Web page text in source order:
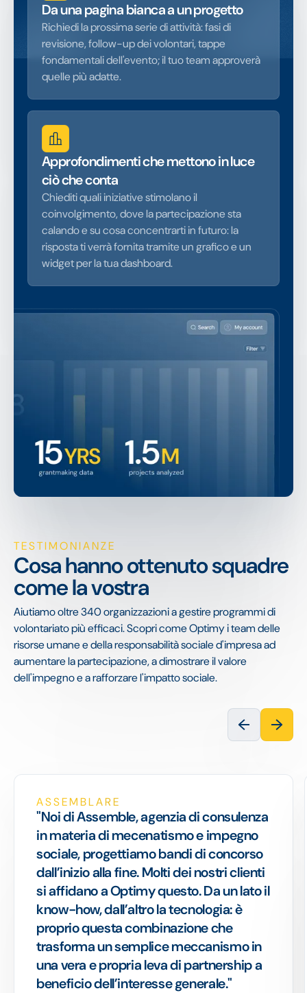
Da una pagina bianca a un progetto
Richiedi la prossima serie di attività: fasi di
revisione, follow-up dei volontari, tappe
fondamentali dell'evento; il tuo team approverà
quelle più adatte.
Approfondimenti che mettono in luce
ciò che conta
Chiediti quali iniziative stimolano il
coinvolgimento, dove la partecipazione sta
calando e su cosa concentrarti in futuro: la
risposta ti verrà fornita tramite un grafico e un
widget per la tua dashboard.
TESTIMONIANZE
Cosa hanno ottenuto squadre
come la vostra
Aiutiamo oltre 340 organizzazioni a gestire programmi di
volontariato più efficaci. Scopri come Optimy i team delle
risorse umane e della responsabilità sociale d'impresa ad
aumentare la partecipazione, a dimostrare il valore
dell'impegno e a rafforzare l'impatto sociale.
ASSEMBLARE
"Noi di Assemble, agenzia di consulenza
in materia di mecenatismo e impegno
sociale, progettiamo bandi di concorso
dall’inizio alla fine. Molti dei nostri clienti
si affidano a Optimy questo. Da un lato il
know-how, dall’altro la tecnologia: è
proprio questa combinazione che
trasforma un semplice meccanismo in
una vera e propria leva di partnership a
beneficio dell’interesse generale."